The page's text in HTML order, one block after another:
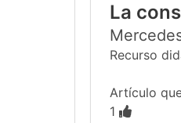
La
Recurso
Artículo
1